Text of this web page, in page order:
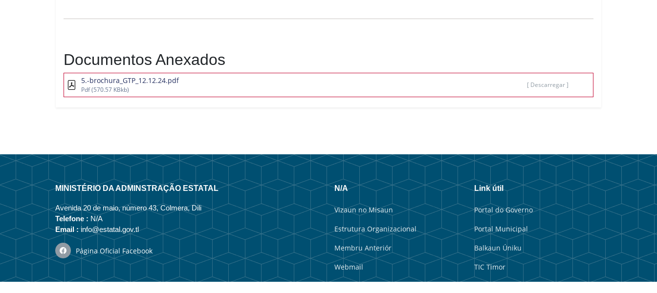
Documentos Anexados
5.-brochura_GTP_12.12.24.pdf
Pdf(570.57 KBkb)
[ Descarregar ]
MINISTÉRIO DA ADMINSTRAÇÃO ESTATAL
Avenida 20 de maio, número 43, Colmera, Dili
Telefone : N/A
Email :info@estatal.gov.tl
Página Oficial Facebook
N/A
Vizaun no Misaun
Estrutura Organizacional
Membru Anteriór
Webmail
Link útil
Portal do Governo
Portal Municipal
Balkaun Úniku
TIC Timor